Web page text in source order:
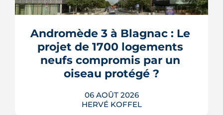
Andromède 3 à Blagnac : Le
projet de 1700 logements
neufs compromis par un
oiseau protégé ?
06 AOÛT 2026
HERVÉ KOFFEL